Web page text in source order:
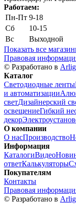
Работаем:
Пн-Пт 9-18
Сб
10-15
Вс
Выходной
Показать все
Правовая
© Разработано в
Каталог
Светодиодные ленты
и автоматизации
светДизайнерский
освещениеГибкий
декор
О компании
О насПроизводство
Информация
КаталогиВидео
ответКалькуляторы
Покупателям
Контакты
Правовая
© Разработано в